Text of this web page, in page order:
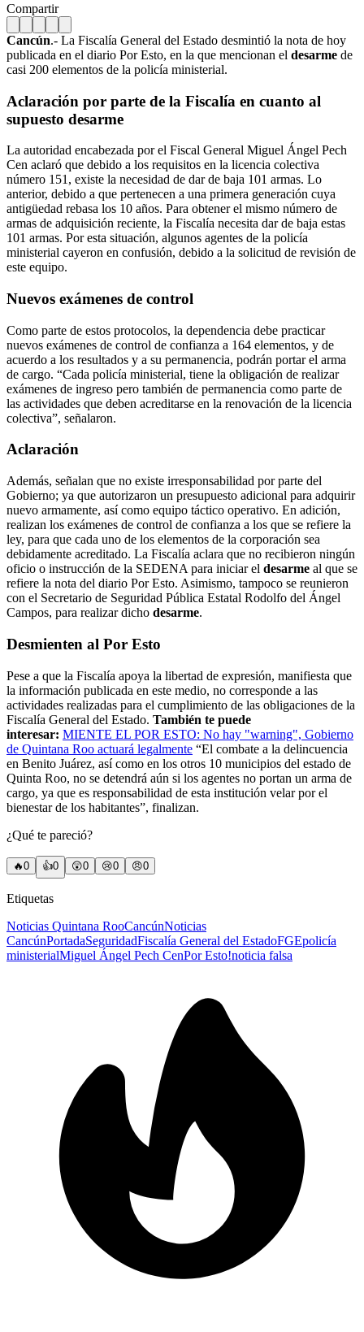
Compartir
Cancún.- La Fiscalía General del Estado desmintió la nota de hoy
publicada en el diario Por Esto, en la que mencionan el desarme de
casi 200 elementos de la policía ministerial.
Aclaración por parte de la Fiscalía en cuanto al
supuesto desarme
La autoridad encabezada por el Fiscal General Miguel Ángel Pech
Cen aclaró que debido a los requisitos en la licencia colectiva
número 151, existe la necesidad de dar de baja 101 armas. Lo
anterior, debido a que pertenecen a una primera generación cuya
antigüedad rebasa los 10 años. Para obtener el mismo número de
armas de adquisición reciente, la Fiscalía necesita dar de baja estas
101 armas. Por esta situación, algunos agentes de la policía
ministerial cayeron en confusión, debido a la solicitud de revisión de
este equipo.
Nuevos exámenes de control
Como parte de estos protocolos, la dependencia debe practicar
nuevos exámenes de control de confianza a 164 elementos, y de
acuerdo a los resultados y a su permanencia, podrán portar el arma
de cargo. “Cada policía ministerial, tiene la obligación de realizar
exámenes de ingreso pero también de permanencia como parte de
las actividades que deben acreditarse en la renovación de la licencia
colectiva”, señalaron.
Aclaración
Además, señalan que no existe irresponsabilidad por parte del
Gobierno; ya que autorizaron un presupuesto adicional para adquirir
nuevo armamente, así como equipo táctico operativo. En adición,
realizan los exámenes de control de confianza a los que se refiere la
ley, para que cada uno de los elementos de la corporación sea
debidamente acreditado. La Fiscalía aclara que no recibieron ningún
oficio o instrucción de la SEDENA para iniciar el desarme al que se
refiere la nota del diario Por Esto. Asimismo, tampoco se reunieron
con el Secretario de Seguridad Pública Estatal Rodolfo del Ángel
Campos, para realizar dicho desarme.
Desmienten al Por Esto
Pese a que la Fiscalía apoya la libertad de expresión, manifiesta que
la información publicada en este medio, no corresponde a las
actividades realizadas para el cumplimiento de las obligaciones de la
Fiscalía General del Estado. También te puede
interesar: MIENTE EL POR ESTO: No hay "warning", Gobierno
de Quintana Roo actuará legalmente “El combate a la delincuencia
en Benito Juárez, así como en los otros 10 municipios del estado de
Quinta Roo, no se detendrá aún si los agentes no portan un arma de
cargo, ya que es responsabilidad de esta institución velar por el
bienestar de los habitantes”, finalizan.
¿Qué te pareció?
🔥0 👍0 😲0 😢0 😠0
Etiquetas
Noticias Quintana RooCancúnNoticias
CancúnPortadaSeguridadFiscalía General del EstadoFGEpolicía
ministerialMiguel Ángel Pech CenPor Esto!noticia falsa